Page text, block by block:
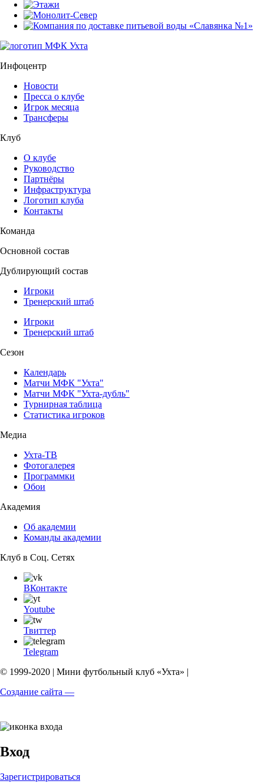
Инфоцентр
Новости
Пресса о клубе
Игрок месяца
Трансферы
Клуб
О клубе
Руководство
Партнёры
Инфраструктура
Логотип клуба
Контакты
Команда
Основной состав
Дублирующий состав
Игроки
Тренерский штаб
Игроки
Тренерский штаб
Сезон
Календарь
Матчи МФК "Ухта"
Матчи МФК "Ухта-дубль"
Турнирная таблица
Статистика игроков
Медиа
Ухта-ТВ
Фотогалерея
Программки
Обои
Академия
Об академии
Команды академии
Клуб в Соц. Сетях
ВКонтакте
Youtube
Твиттер
Telegram
© 1999-2020 | Мини футбольный клуб «Ухта» |
Создание сайта —
Вход
Зарегистрироваться